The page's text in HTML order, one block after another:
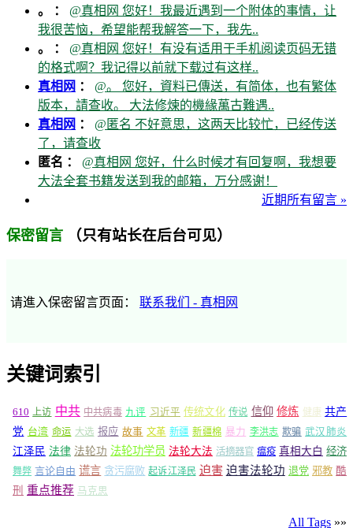
。 ： @真相网 您好！我最近遇到一个附体的事情，让
我很苦恼，希望能帮我解答一下，我先..
。 ： @真相网 您好！有没有适用于手机阅读页码无错
的格式啊？我记得以前就下载过有这样..
真相网 ： @。 您好，資料已傳送，有简体，也有繁体
版本，請查收。 大法修煉的機緣萬古難遇..
真相网 ： @匿名 不好意思，这两天比较忙，已经传送
了，请查收
匿名 ： @真相网 您好，什么时候才有回复啊，我想要
大法全套书籍发送到我的邮箱，万分感谢！
近期所有留言 »
保密留言 （只有站长在后台可见）
请進入保密留言页面： 联系我们 - 真相网
关键词索引
610 上访 中共 中共病毒 九评 习近平 传统文化 传说 信仰 修炼 健康 共产
党 台湾 命运 大选 报应 故事 文革 新疆 新疆棉 暴力 李洪志 欺骗 武汉肺炎
江泽民 法律 法轮功 法轮功学员 法轮大法 活摘器官 瘟疫 真相大白 经济
舞弊 言论自由 谎言 贪污腐败 起诉江泽民 迫害 迫害法轮功 退党 邪教 酷
刑 重点推荐 马克思
All Tags »»